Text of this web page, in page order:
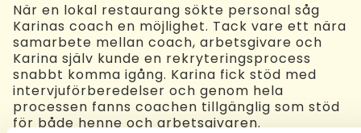
När en lokal restaurang sökte personal såg
Karinas coach en möjlighet. Tack vare ett nära
samarbete mellan coach, arbetsgivare och
Karina själv kunde en rekryteringsprocess
snabbt komma igång. Karina fick stöd med
intervjuförberedelser och genom hela
processen fanns coachen tillgänglig som stöd
för både henne och arbetsgivaren.